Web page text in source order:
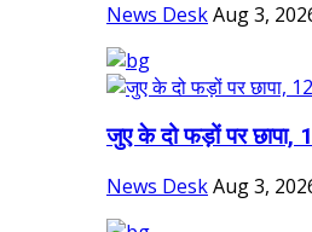
News DeskAug 3,
जुए के दो फड़ों पर छापा,
News DeskAug 3,